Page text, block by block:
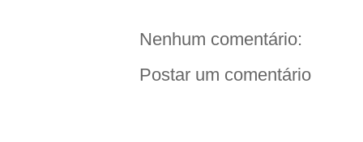
Nenhum comentário:
Postar um comentário